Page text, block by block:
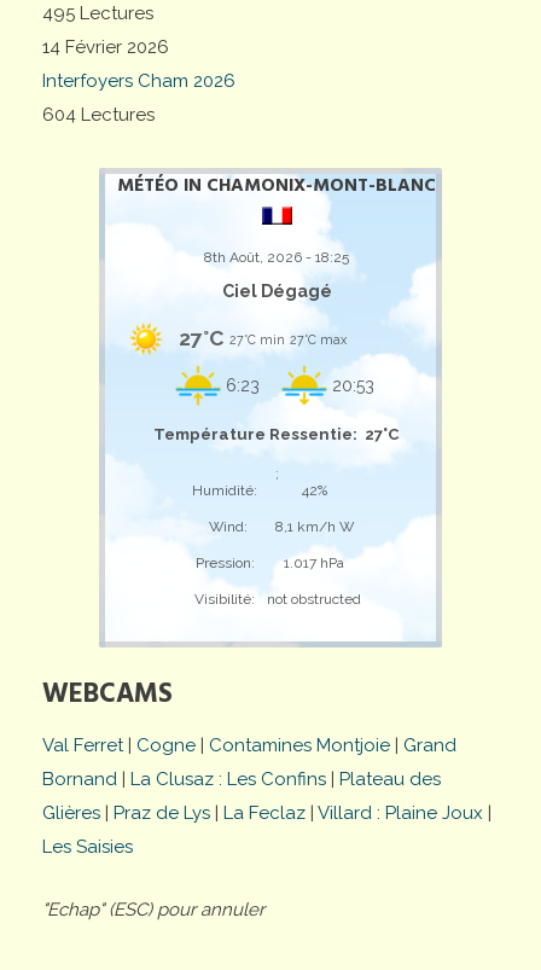
495 Lectures
14 Février 2026
Interfoyers Cham 2026
604 Lectures
MÉTÉO IN CHAMONIX-MONT-BLANC
8th Août, 2026 - 18:25
Ciel Dégagé
27°C 27°C min 27°C max
6:23 20:53
Température Ressentie: 27°C
;
Humidité:
42%
Wind: 8,1 km/h W
Pression: 1.017 hPa
Visibilité: not obstructed
WEBCAMS
Val Ferret| Cogne | Contamines Montjoie | Grand
Bornand | La Clusaz : Les Confins | Plateau des
Glières | Praz de Lys | La Feclaz | Villard : Plaine Joux |
Les Saisies
"Echap" (ESC) pour annuler